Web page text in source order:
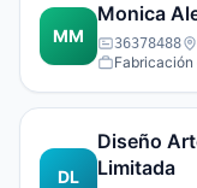
MM
Monica
36378488
DL
Diseño
Limitada